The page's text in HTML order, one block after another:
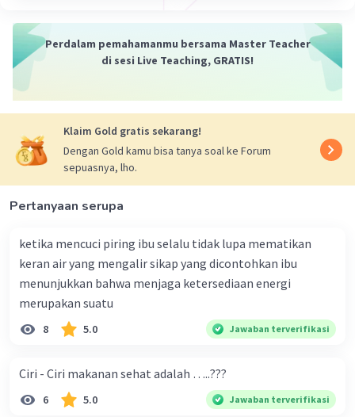
Kesimpulan:
Jadi, xerofit adalah tumbuhan yang beradaptasi pada
Beri Rating
Perdalam pemahamanmu bersama Master Teacher
di sesi Live Teaching, GRATIS!
Klaim Gold gratis sekarang!
Dengan Gold kamu bisa tanya soal ke Forum
sepuasnya, lho.
Pertanyaan serupa
ketika mencuci piring ibu selalu tidak lupa mematikan
keran air yang mengalir sikap yang dicontohkan ibu
menunjukkan bahwa menjaga ketersediaan energi
merupakan suatu
8 5.0 Jawaban terverifikasi
Ciri - Ciri makanan sehat adalah …..???
6 5.0 Jawaban terverifikasi